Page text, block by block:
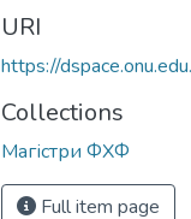
URI
https://
Collections
Магістри ФХФ
Full item page